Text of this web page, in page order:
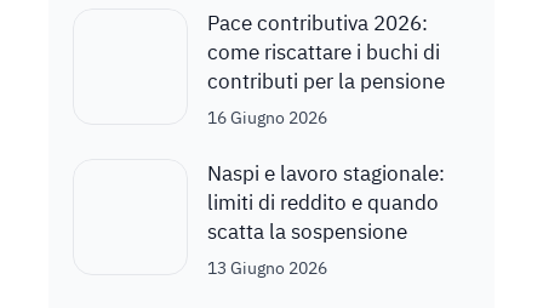
Pace contributiva 2026:
come riscattare i buchi di
contributi per la pensione
16 Giugno 2026
Naspi e lavoro stagionale:
limiti di reddito e quando
scatta la sospensione
13 Giugno 2026